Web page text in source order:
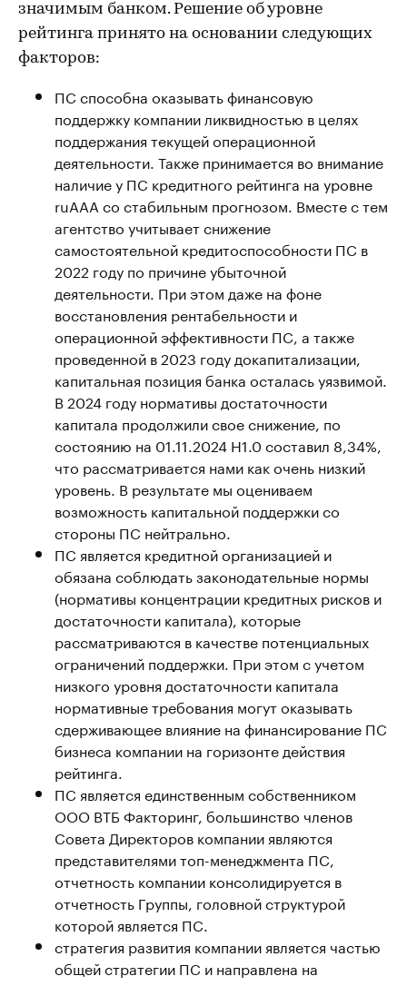
значимым банком. Решение об уровне
рейтинга принято на основании следующих
факторов:
ПС способна оказывать финансовую
поддержку компании ликвидностью в целях
поддержания текущей операционной
деятельности. Также принимается во внимание
наличие у ПС кредитного рейтинга на уровне
ruAAА со стабильным прогнозом. Вместе с тем
агентство учитывает снижение
самостоятельной кредитоспособности ПС в
2022 году по причине убыточной
деятельности. При этом даже на фоне
восстановления рентабельности и
операционной эффективности ПС, а также
проведенной в 2023 году докапитализации,
капитальная позиция банка осталась уязвимой.
В 2024 году нормативы достаточности
капитала продолжили свое снижение, по
состоянию на 01.11.2024 Н1.0 составил 8,34%,
что рассматривается нами как очень низкий
уровень. В результате мы оцениваем
возможность капитальной поддержки со
стороны ПС нейтрально.
ПС является кредитной организацией и
обязана соблюдать законодательные нормы
(нормативы концентрации кредитных рисков и
достаточности капитала), которые
рассматриваются в качестве потенциальных
ограничений поддержки. При этом с учетом
низкого уровня достаточности капитала
нормативные требования могут оказывать
сдерживающее влияние на финансирование ПС
бизнеса компании на горизонте действия
рейтинга.
ПС является единственным собственником
ООО ВТБ Факторинг, большинство членов
Совета Директоров компании являются
представителями топ-менеджмента ПС,
отчетность компании консолидируется в
отчетность Группы, головной структурой
которой является ПС.
стратегия развития компании является частью
общей стратегии ПС и направлена на